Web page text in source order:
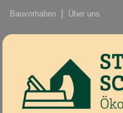
Bauvorhaben Über uns